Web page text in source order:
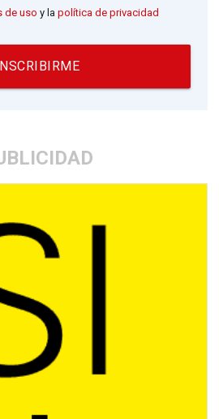
de uso y lapolítica de privacidad